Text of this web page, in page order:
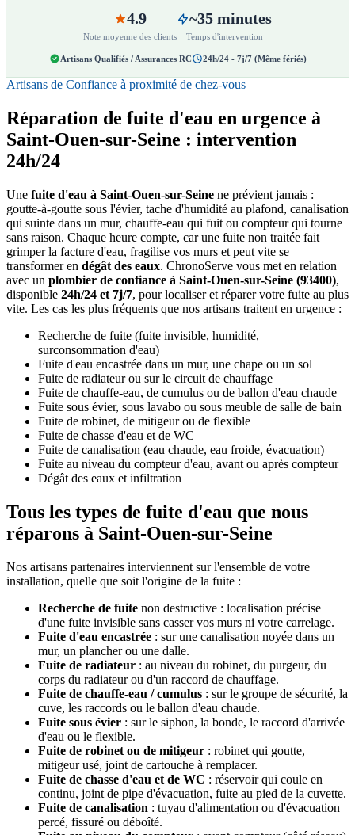
4.9
Note moyenne des clients
~35 minutes
Temps d'intervention
Artisans Qualifiés / Assurances RC 24h/24 - 7j/7 (Même fériés)
Artisans de Confiance à proximité de chez-vous
Réparation de fuite d'eau en urgence à
Saint-Ouen-sur-Seine : intervention
24h/24
Une fuite d'eau à Saint-Ouen-sur-Seine ne prévient jamais :
goutte-à-goutte sous l'évier, tache d'humidité au plafond, canalisation
qui suinte dans un mur, chauffe-eau qui fuit ou compteur qui tourne
sans raison. Chaque heure compte, car une fuite non traitée fait
grimper la facture d'eau, fragilise vos murs et peut vite se
transformer en dégât des eaux. ChronoServe vous met en relation
avec un plombier de confiance à Saint-Ouen-sur-Seine (93400),
disponible 24h/24 et 7j/7, pour localiser et réparer votre fuite au plus
vite. Les cas les plus fréquents que nos artisans traitent en urgence :
Recherche de fuite (fuite invisible, humidité,
surconsommation d'eau)
Fuite d'eau encastrée dans un mur, une chape ou un sol
Fuite de radiateur ou sur le circuit de chauffage
Fuite de chauffe-eau, de cumulus ou de ballon d'eau chaude
Fuite sous évier, sous lavabo ou sous meuble de salle de bain
Fuite de robinet, de mitigeur ou de flexible
Fuite de chasse d'eau et de WC
Fuite de canalisation (eau chaude, eau froide, évacuation)
Fuite au niveau du compteur d'eau, avant ou après compteur
Dégât des eaux et infiltration
Tous les types de fuite d'eau que nous
réparons à Saint-Ouen-sur-Seine
Nos artisans partenaires interviennent sur l'ensemble de votre
installation, quelle que soit l'origine de la fuite :
Recherche de fuite non destructive : localisation précise
d'une fuite invisible sans casser vos murs ni votre carrelage.
Fuite d'eau encastrée : sur une canalisation noyée dans un
mur, un plancher ou une dalle.
Fuite de radiateur : au niveau du robinet, du purgeur, du
corps du radiateur ou d'un raccord de chauffage.
Fuite de chauffe-eau / cumulus : sur le groupe de sécurité, la
cuve, les raccords ou le ballon d'eau chaude.
Fuite sous évier : sur le siphon, la bonde, le raccord d'arrivée
d'eau ou le flexible.
Fuite de robinet ou de mitigeur : robinet qui goutte,
mitigeur usé, joint de cartouche à remplacer.
Fuite de chasse d'eau et de WC : réservoir qui coule en
continu, joint de pipe d'évacuation, fuite au pied de la cuvette.
Fuite de canalisation : tuyau d'alimentation ou d'évacuation
percé, fissuré ou déboîté.